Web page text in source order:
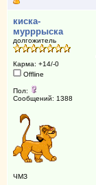
киска-
мурррыска
долгожитель
Карма: +14/-0
Offline
Пол:
Сообщений: 1388
ЧМЗ